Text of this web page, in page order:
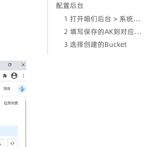
配置后台
1 打开咱们后台 > 系统设置 > 上传与存储
2 填写保存的AK到对应位置
3 选择创建的Bucket